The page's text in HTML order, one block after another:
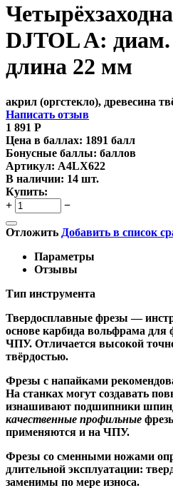
DJTOL A:
длина 22 мм
акрил (оргстекло), древесина
Написать отзыв
1 891 Р
Цена в баллах: 1891 балл
Бонусные баллы: баллов
Артикул: A4LX622
В наличии: 14 шт.
Купить:
+
−
Отложить Добавить в список
Параметры
Отзывы
Тип инструмента
Твердосплавные фрезы —
основе карбида вольфрама для
ЧПУ. Отличается высокой
твёрдостью.
Фрезы с напайками
На станках могут создавать
изнашивают подшипники
качественные профильные
применяются и на ЧПУ.
Фрезы со сменными ножами
длительной эксплуатации:
заменимы по мере износа.